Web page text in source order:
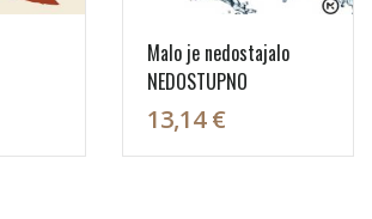
Malo je nedostajalo
NEDOSTUPNO
13,14 €